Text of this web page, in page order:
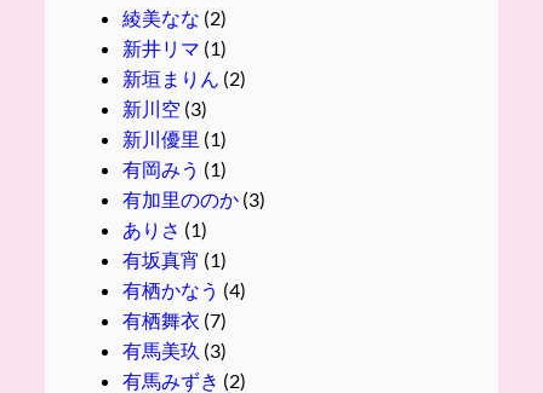
綾美なな (2)
新井リマ (1)
新垣まりん (2)
新川空 (3)
新川優里 (1)
有岡みう (1)
有加里ののか(3)
ありさ (1)
有坂真宵 (1)
有栖かなう (4)
有栖舞衣 (7)
有馬美玖 (3)
有馬みずき (2)